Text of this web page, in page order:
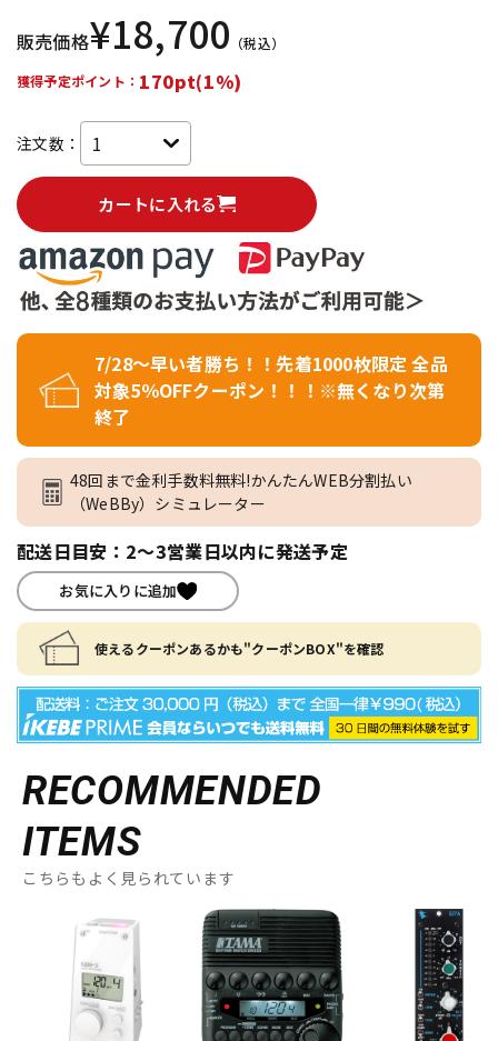
販売価格¥18,700 （税込）
獲得予定ポイント： 170pt(1%)
注文数：
カートに入れる
7/28～早い者勝ち！！先着1000枚限定 全品
対象5％OFFクーポン！！！※無くなり次第
終了
48回まで金利手数料無料!かんたんWEB分割払い
（WeBBy）シミュレーター
配送日目安：2～3営業日以内に発送予定
お気に入りに追加
使えるクーポンあるかも"クーポンBOX"を確認
RECOMMENDED
ITEMS
こちらもよく見られています